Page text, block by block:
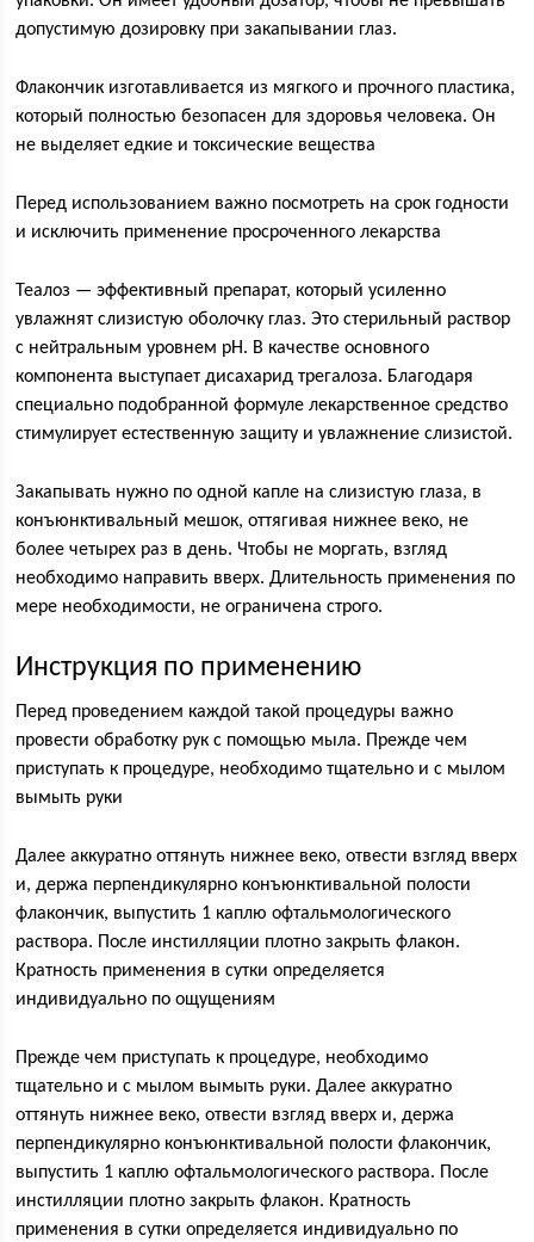
допустимую дозировку при закапывании глаз.
Флакончик изготавливается из мягкого и прочного пластика,
который полностью безопасен для здоровья человека. Он
не выделяет едкие и токсические вещества
Перед использованием важно посмотреть на срок годности
и исключить применение просроченного лекарства
Теалоз — эффективный препарат, который усиленно
увлажнят слизистую оболочку глаз. Это стерильный раствор
с нейтральным уровнем pH. В качестве основного
компонента выступает дисахарид трегалоза. Благодаря
специально подобранной формуле лекарственное средство
стимулирует естественную защиту и увлажнение слизистой.
Закапывать нужно по одной капле на слизистую глаза, в
конъюнктивальный мешок, оттягивая нижнее веко, не
более четырех раз в день. Чтобы не моргать, взгляд
необходимо направить вверх. Длительность применения по
мере необходимости, не ограничена строго.
Инструкция по применению
Перед проведением каждой такой процедуры важно
провести обработку рук с помощью мыла. Прежде чем
приступать к процедуре, необходимо тщательно и с мылом
вымыть руки
Далее аккуратно оттянуть нижнее веко, отвести взгляд вверх
и, держа перпендикулярно конъюнктивальной полости
флакончик, выпустить 1 каплю офтальмологического
раствора. После инстилляции плотно закрыть флакон.
Кратность применения в сутки определяется
индивидуально по ощущениям
Прежде чем приступать к процедуре, необходимо
тщательно и с мылом вымыть руки. Далее аккуратно
оттянуть нижнее веко, отвести взгляд вверх и, держа
перпендикулярно конъюнктивальной полости флакончик,
выпустить 1 каплю офтальмологического раствора. После
инстилляции плотно закрыть флакон. Кратность
применения в сутки определяется индивидуально по